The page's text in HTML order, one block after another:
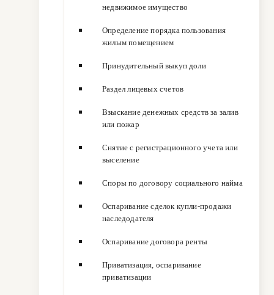
недвижимое имущество
Определение порядка пользования
жилым помещением
Принудительный выкуп доли
Раздел лицевых счетов
Взыскание денежных средств за залив
или пожар
Снятие с регистрационного учета или
выселение
Споры по договору социального найма
Оспаривание сделок купли-продажи
наследодателя
Оспаривание договора ренты
Приватизация, оспаривание
приватизации